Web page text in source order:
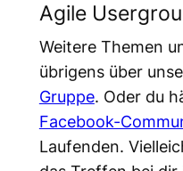
Agile
Weitere Themen
übrigens über
Gruppe. Oder du
Facebook-
Laufenden.